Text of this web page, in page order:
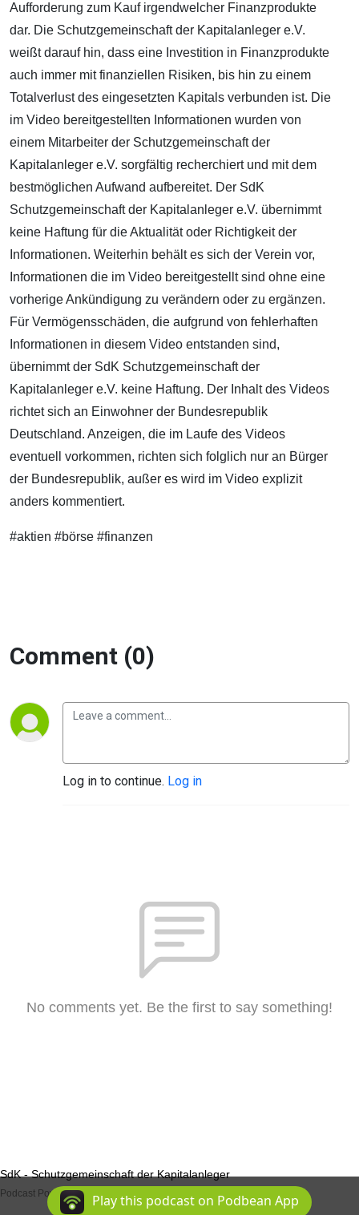
Aufforderung zum Kauf irgendwelcher Finanzprodukte
dar. Die Schutzgemeinschaft der Kapitalanleger e.V.
weißt darauf hin, dass eine Investition in Finanzprodukte
auch immer mit finanziellen Risiken, bis hin zu einem
Totalverlust des eingesetzten Kapitals verbunden ist. Die
im Video bereitgestellten Informationen wurden von
einem Mitarbeiter der Schutzgemeinschaft der
Kapitalanleger e.V. sorgfältig recherchiert und mit dem
bestmöglichen Aufwand aufbereitet. Der SdK
Schutzgemeinschaft der Kapitalanleger e.V. übernimmt
keine Haftung für die Aktualität oder Richtigkeit der
Informationen. Weiterhin behält es sich der Verein vor,
Informationen die im Video bereitgestellt sind ohne eine
vorherige Ankündigung zu verändern oder zu ergänzen.
Für Vermögensschäden, die aufgrund von fehlerhaften
Informationen in diesem Video entstanden sind,
übernimmt der SdK Schutzgemeinschaft der
Kapitalanleger e.V. keine Haftung. Der Inhalt des Videos
richtet sich an Einwohner der Bundesrepublik
Deutschland. Anzeigen, die im Laufe des Videos
eventuell vorkommen, richten sich folglich nur an Bürger
der Bundesrepublik, außer es wird im Video explizit
anders kommentiert.
#aktien #börse #finanzen
Comment (0)
Log in to continue. Log in
No comments yet. Be the first to say something!
SdK - Schutzgemeinschaft der Kapitalanleger
Podcast Powered By Podbean
Play this podcast on Podbean App